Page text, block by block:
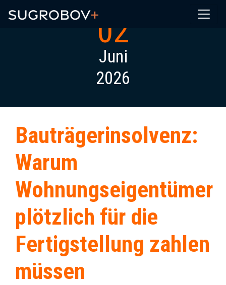
02
Juni
2026
Bauträgerinsolvenz:
Warum
Wohnungseigentümer
plötzlich für die
Fertigstellung zahlen
müssen